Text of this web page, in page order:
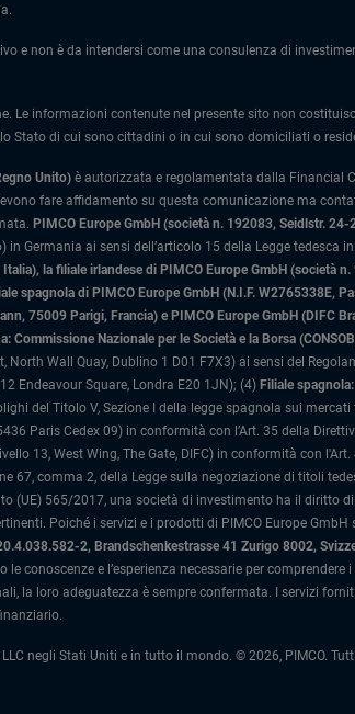
e non è da intendersi come una consulenza di
Le informazioni contenute nel presente sito non
Stato di cui sono cittadini o in cui sono domiciliati o
Unito) è autorizzata e regolamentata dalla Financial
fare affidamento su questa comunicazione ma
PIMCO Europe GmbH (società n. 192083, Seidlstr.
Germania ai sensi dell’articolo 15 della Legge tedesca
Italia), la filiale irlandese di PIMCO Europe GmbH (società
spagnola di PIMCO Europe GmbH (N.I.F. W2765338E,
75009 Parigi, Francia) e PIMCO Europe GmbH
Commissione Nazionale per le Società e la Borsa
North Wall Quay, Dublino 1 D01 F7X3) ai sensi del
Endeavour Square, Londra E20 1JN); (4) Filiale
del Titolo V, Sezione I della legge spagnola sui
Paris Cedex 09) in conformità con l’Art. 35 della
13, West Wing, The Gate, DIFC) in conformità con
67, comma 2, della Legge sulla negoziazione di titoli
(UE) 565/2017, una società di investimento ha il diritto
Poiché i servizi e i prodotti di PIMCO Europe
2, Brandschenkestrasse 41 Zurigo 8002,
conoscenze e l’esperienza necessarie per
la loro adeguatezza è sempre confermata.
I servizi
negli Stati Uniti e in tutto il mondo. © 2026, PIMCO.